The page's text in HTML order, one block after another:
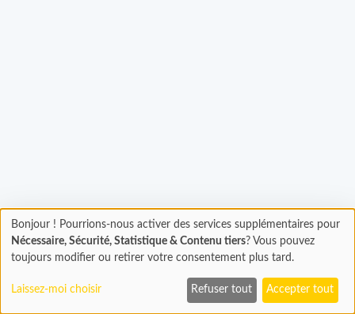
Chargement
En cours...
Bonjour ! Pourrions-nous activer des services supplémentaires pour
Nécessaire, Sécurité, Statistique & Contenu tiers? Vous pouvez
toujours modifier ou retirer votre consentement plus tard.
Laissez-moi choisir Refuser tout Accepter tout